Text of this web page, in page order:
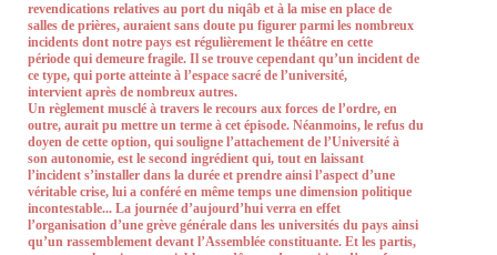
revendications relatives au port du niqâb et à la mise en place de
salles de prières, auraient sans doute pu figurer parmi les nombreux
incidents dont notre pays est régulièrement le théâtre en cette
période qui demeure fragile. Il se trouve cependant qu’un incident de
ce type, qui porte atteinte à l’espace sacré de l’université,
intervient après de nombreux autres.
Un règlement musclé à travers le recours aux forces de l’ordre, en
outre, aurait pu mettre un terme à cet épisode. Néanmoins, le refus du
doyen de cette option, qui souligne l’attachement de l’Université à
son autonomie, est le second ingrédient qui, tout en laissant
l’incident s’installer dans la durée et prendre ainsi l’aspect d’une
véritable crise, lui a conféré en même temps une dimension politique
incontestable... La journée d’aujourd’hui verra en effet
l’organisation d’une grève générale dans les universités du pays ainsi
qu’un rassemblement devant l’Assemblée constituante. Et les partis,